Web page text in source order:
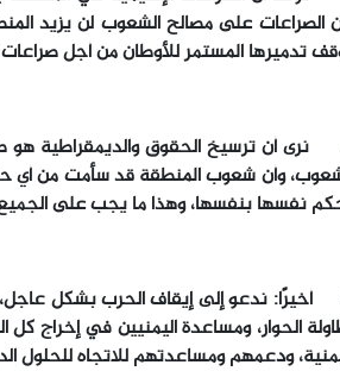
الصراعات على مصالح الشعوب لن يزيد
تدميرها المستمر للأوطان من أجل صراعات
نرى أن ترسيخ الحقوق والديمقراطية هو
وأن شعوب المنطقة قد سأمت من أي
نفسها بنفسها، وهذا ما يجب على الجميع
أخيرًا: ندعو إلى إيقاف الحرب بشكل عاجل،
الحوار، ومساعدة اليمنيين في إخراج كل
ودعمهم ومساعدتهم للاتجاه للحلول